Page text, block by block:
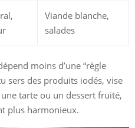
Viande blanche,
salades
moins d’une “règle
sers des produits iodés, vise
tarte ou un dessert fruité,
plus harmonieux.